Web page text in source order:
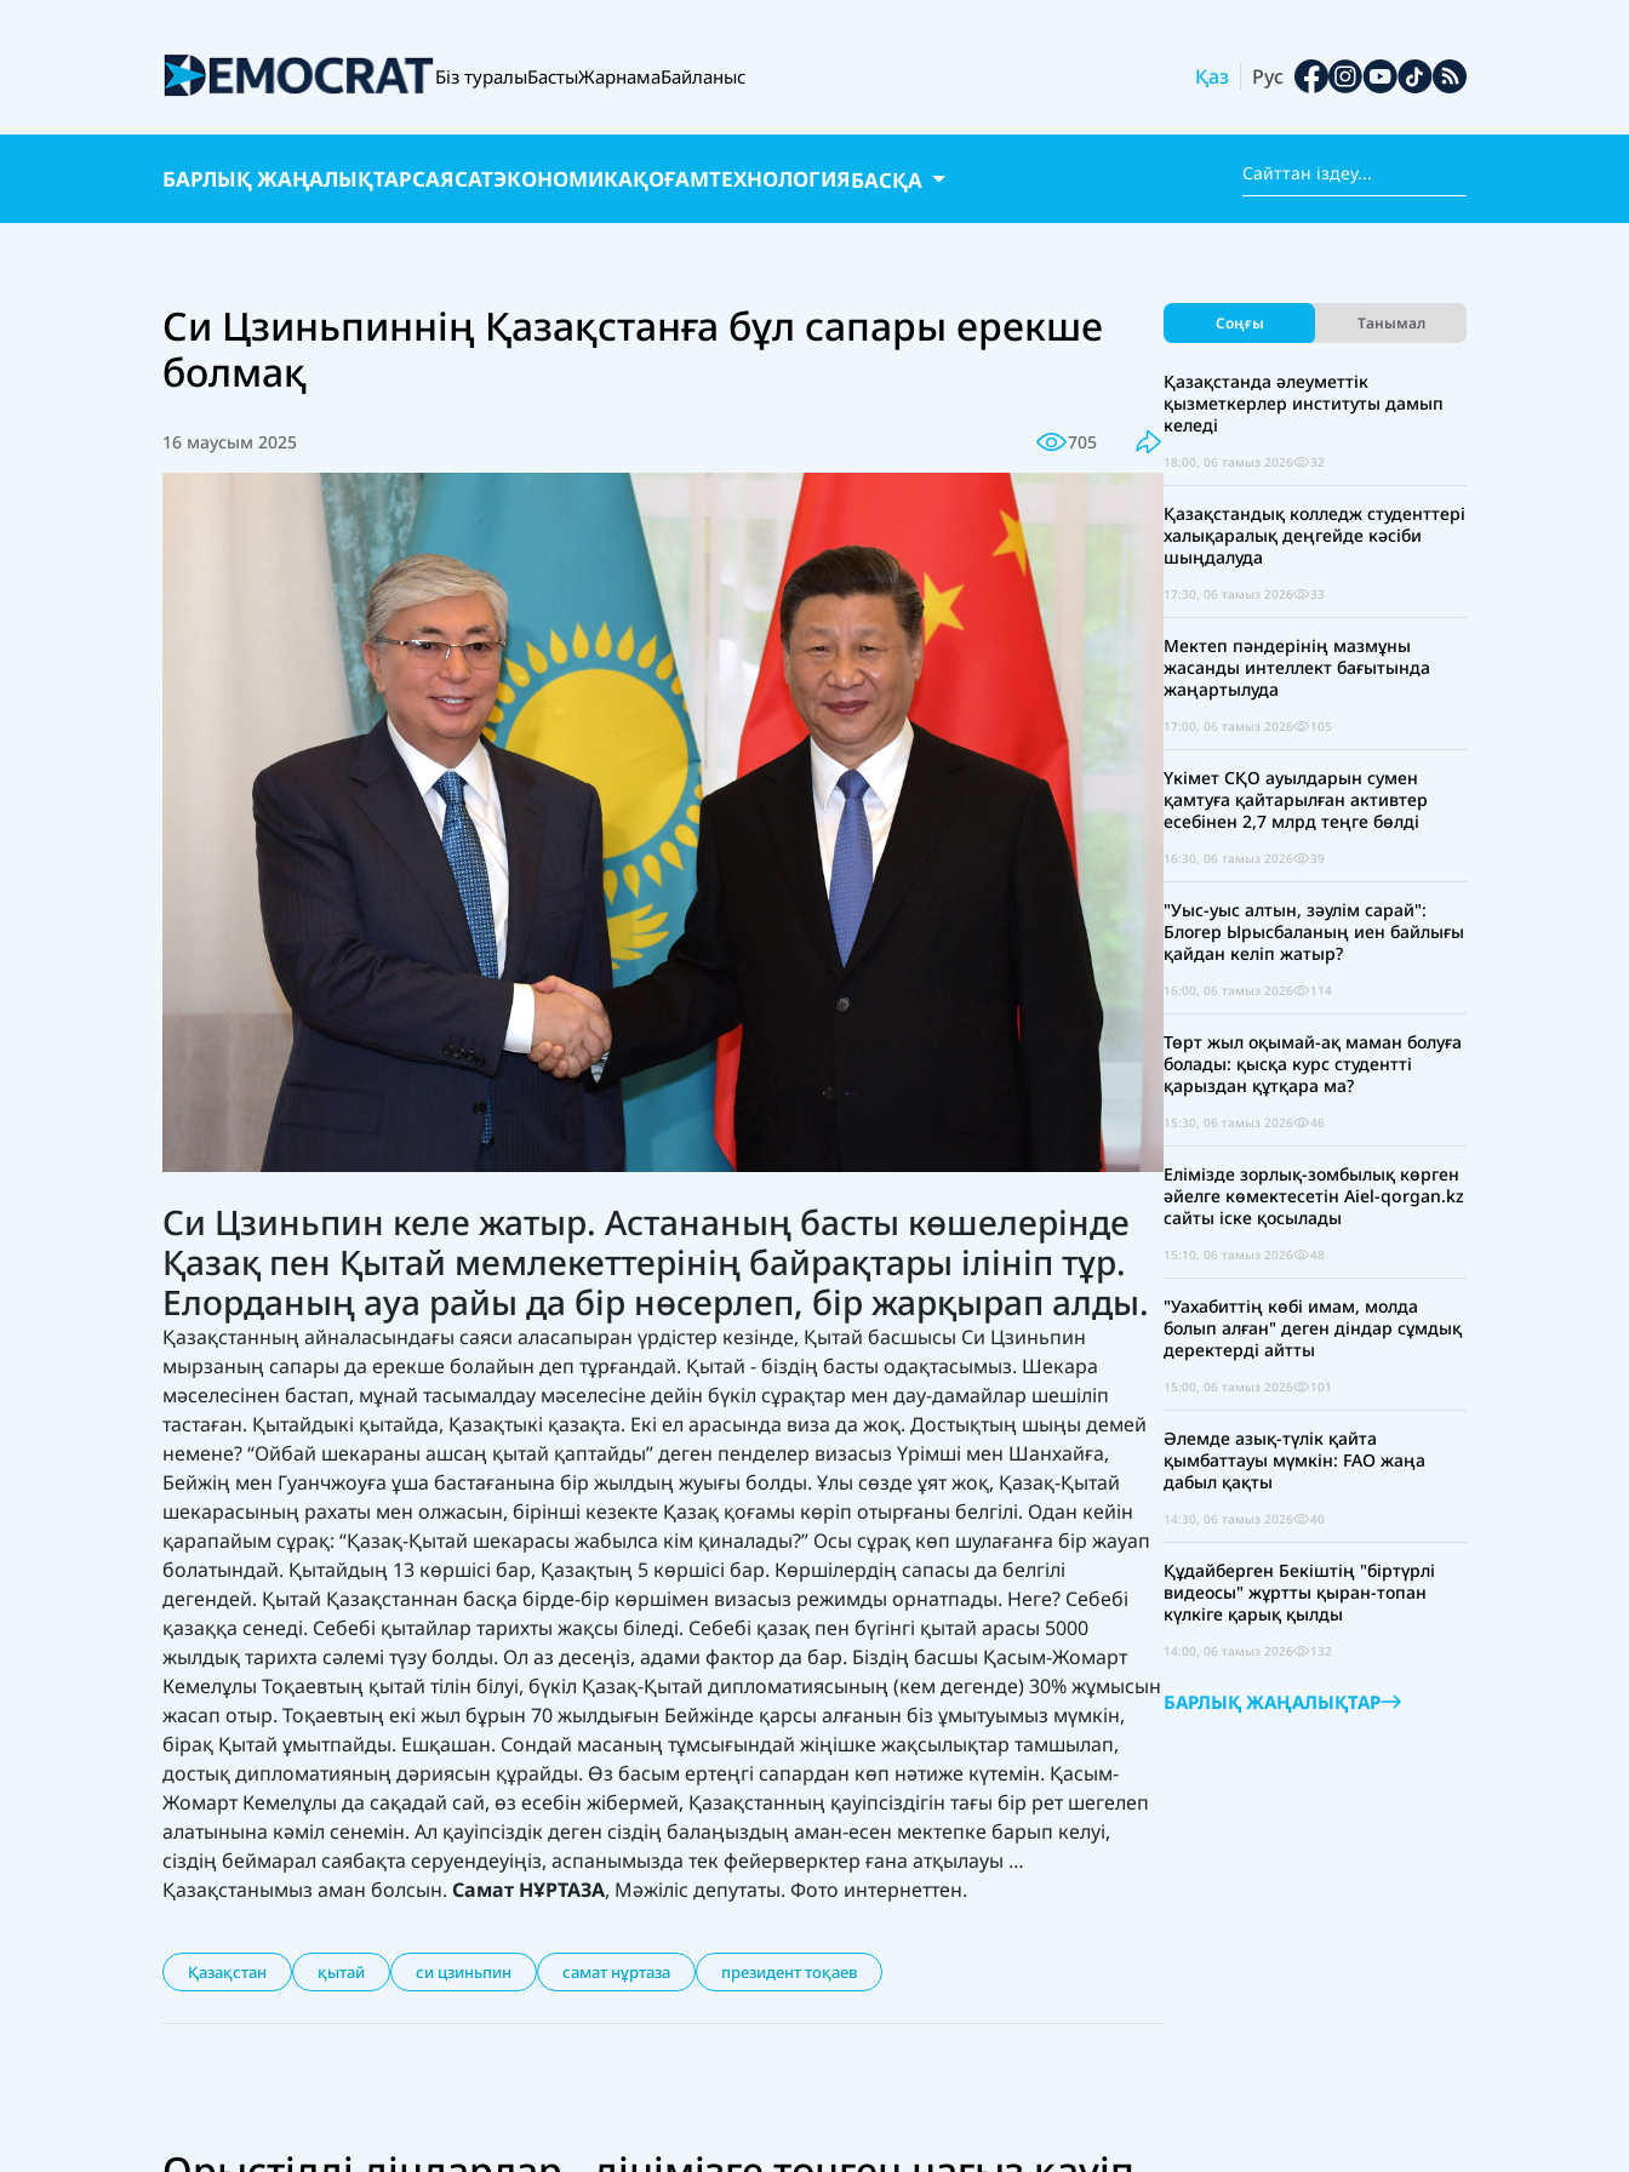
Біз туралыБастыЖарнамаБайланыс Қаз Рус
БАРЛЫҚ ЖАҢАЛЫҚТАРСАЯСАТЭКОНОМИКАҚОҒАМТЕХНОЛОГИЯБАСҚА
Си Цзиньпиннің Қазақстанға бұл сапары ерекше
болмақ
16 маусым 2025 705
Си Цзиньпин келе жатыр. Астананың басты көшелерінде
Қазақ пен Қытай мемлекеттерінің байрақтары ілініп тұр.
Елорданың ауа райы да бір нөсерлеп, бір жарқырап алды.
Қазақстанның айналасындағы саяси аласапыран үрдістер кезінде, Қытай басшысы Си Цзиньпин
мырзаның сапары да ерекше болайын деп тұрғандай. Қытай - біздің басты одақтасымыз. Шекара
мәселесінен бастап, мұнай тасымалдау мәселесіне дейін бүкіл сұрақтар мен дау-дамайлар шешіліп
тастаған. Қытайдыкі қытайда, Қазақтыкі қазақта. Екі ел арасында виза да жоқ. Достықтың шыңы демей
немене? “Ойбай шекараны ашсаң қытай қаптайды” деген пенделер визасыз Үрімші мен Шанхайға,
Бейжің мен Гуанчжоуға ұша бастағанына бір жылдың жуығы болды. Ұлы сөзде ұят жоқ, Қазақ-Қытай
шекарасының рахаты мен олжасын, бірінші кезекте Қазақ қоғамы көріп отырғаны белгілі. Одан кейін
қарапайым сұрақ: “Қазақ-Қытай шекарасы жабылса кім қиналады?” Осы сұрақ көп шулағанға бір жауап
болатындай. Қытайдың 13 көршісі бар, Қазақтың 5 көршісі бар. Көршілердің сапасы да белгілі
дегендей. Қытай Қазақстаннан басқа бірде-бір көршімен визасыз режимды орнатпады. Неге? Себебі
қазаққа сенеді. Себебі қытайлар тарихты жақсы біледі. Себебі қазақ пен бүгінгі қытай арасы 5000
жылдық тарихта сәлемі түзу болды. Ол аз десеңіз, адами фактор да бар. Біздің басшы Қасым-Жомарт
Кемелұлы Тоқаевтың қытай тілін білуі, бүкіл Қазақ-Қытай дипломатиясының (кем дегенде) 30% жұмысын
жасап отыр. Тоқаевтың екі жыл бұрын 70 жылдығын Бейжінде қарсы алғанын біз ұмытуымыз мүмкін,
бірақ Қытай ұмытпайды. Ешқашан. Сондай масаның тұмсығындай жіңішке жақсылықтар тамшылап,
достық дипломатияның дәриясын құрайды. Өз басым ертеңгі сапардан көп нәтиже күтемін. Қасым-
Жомарт Кемелұлы да сақадай сай, өз есебін жібермей, Қазақстанның қауіпсіздігін тағы бір рет шегелеп
алатынына кәміл сенемін. Ал қауіпсіздік деген сіздің балаңыздың аман-есен мектепке барып келуі,
сіздің беймарал саябақта серуендеуіңіз, аспанымызда тек фейерверктер ғана атқылауы …
Қазақстанымыз аман болсын. Самат НҰРТАЗА, Мәжіліс депутаты. Фото интернеттен.
Қазақстан қытай си цзиньпин самат нұртаза президент тоқаев
Соңғы Танымал
Қазақстанда әлеуметтік
қызметкерлер институты дамып
келеді
18:00, 06 тамыз 2026 32
Қазақстандық колледж студенттері
халықаралық деңгейде кәсіби
шыңдалуда
17:30, 06 тамыз 2026 33
Мектеп пәндерінің мазмұны
жасанды интеллект бағытында
жаңартылуда
17:00, 06 тамыз 2026 105
Үкімет СҚО ауылдарын сумен
қамтуға қайтарылған активтер
есебінен 2,7 млрд теңге бөлді
16:30, 06 тамыз 2026 39
"Уыс-уыс алтын, зәулім сарай":
Блогер Ырысбаланың иен байлығы
қайдан келіп жатыр?
16:00, 06 тамыз 2026 114
Төрт жыл оқымай-ақ маман болуға
болады: қысқа курс студентті
қарыздан құтқара ма?
15:30, 06 тамыз 2026 46
Елімізде зорлық-зомбылық көрген
әйелге көмектесетін Aiel-qorgan.kz
сайты іске қосылады
15:10, 06 тамыз 2026 48
"Уахабиттің көбі имам, молда
болып алған" деген діндар сұмдық
деректерді айтты
15:00, 06 тамыз 2026 101
Әлемде азық-түлік қайта
қымбаттауы мүмкін: FAO жаңа
дабыл қақты
14:30, 06 тамыз 2026 40
Құдайберген Бекіштің "біртүрлі
видеосы" жұртты қыран-топан
күлкіге қарық қылды
14:00, 06 тамыз 2026 132
БАРЛЫҚ ЖАҢАЛЫҚТАР